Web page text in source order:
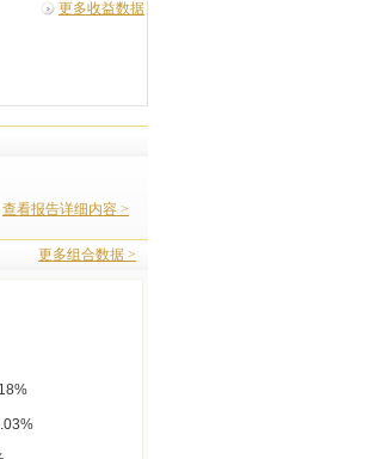
更多收益数据
查看报告详细内容 >
更多组合数据 >